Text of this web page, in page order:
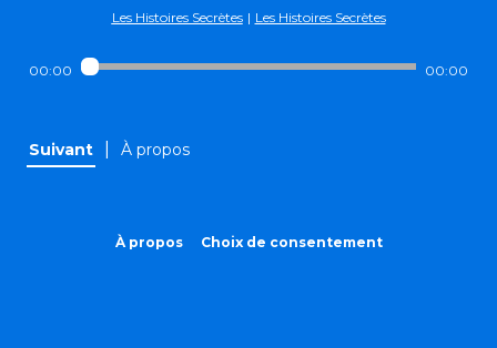
Les Histoires Secrètes | Les Histoires Secrètes
00:00 00:00
Suivant À propos
À propos Choix de consentement